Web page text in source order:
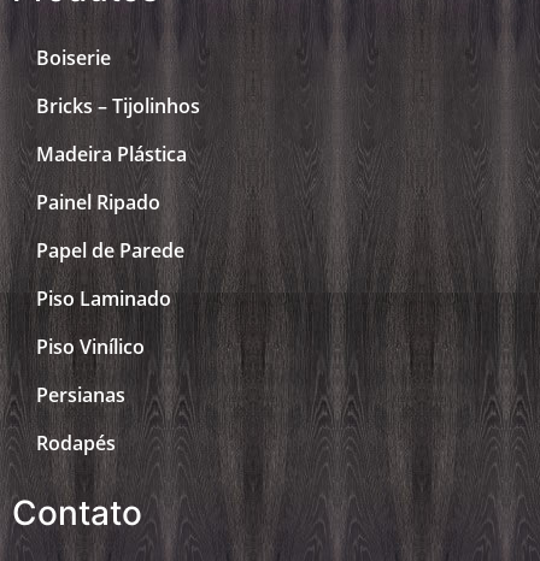
Boiserie
Bricks – Tijolinhos
Madeira Plástica
Painel Ripado
Papel de Parede
Piso Laminado
Piso Vinílico
Persianas
Rodapés
Contato